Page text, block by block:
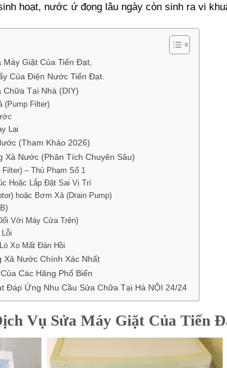
hoạt, nước ứ đọng lâu ngày còn sinh ra vi
Giặt Của Tiến Đạt,
Của Điện Nước Tiến Đạt.
Chữa Tại Nhà (DIY)
(Pump Filter)
Lại
(Tham Khảo 2026)
Xả Nước (Phân Tích Chuyên Sâu)
– Thủ Phạm Số 1
Hoặc Lắp Đặt Sai Vị Trí
hoặc Bơm Xả (Drain Pump)
Với Máy Cửa Trên)
Xo Mất Đàn Hồi
Xả Nước Chính Xác Nhất
Các Hãng Phổ Biến
Đáp Ứng Nhu Cầu Sửa Chữa Tại Hà NỘI 24/24
Vụ Sửa Máy Giặt Của Tiến